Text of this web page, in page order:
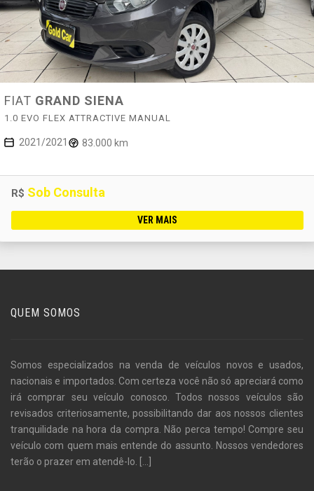
FIAT GRAND SIENA
1.0 EVO FLEX ATTRACTIVE MANUAL
2021/2021 83.000 km
R$ Sob Consulta
VER MAIS
QUEM SOMOS
Somos especializados na venda de veículos novos e usados,
nacionais e importados. Com certeza você não só apreciará como
irá comprar seu veículo conosco. Todos nossos veículos são
revisados criteriosamente, possibilitando dar aos nossos clientes
tranquilidade na hora da compra. Não perca tempo! Compre seu
veículo com quem mais entende do assunto. Nossos vendedores
terão o prazer em atendê-lo.